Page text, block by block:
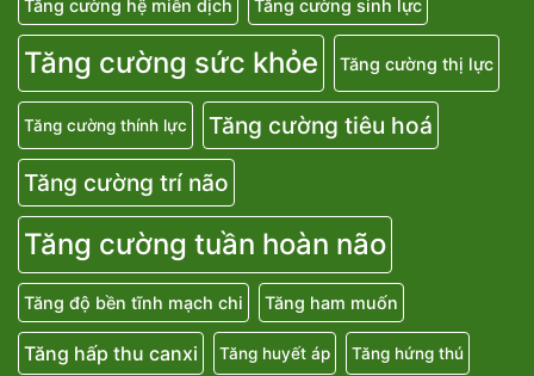
Tăng cường hệ miễn dịch Tăng cường sinh lực
Tăng cường sức khỏe Tăng cường thị lực
Tăng cường thính lực
Tăng cường tiêu hoá
Tăng cường trí não
Tăng cường tuần hoàn não
Tăng độ bền tĩnh mạch chi Tăng ham muốn
Tăng hấp thu canxi Tăng huyết áp Tăng hứng thú